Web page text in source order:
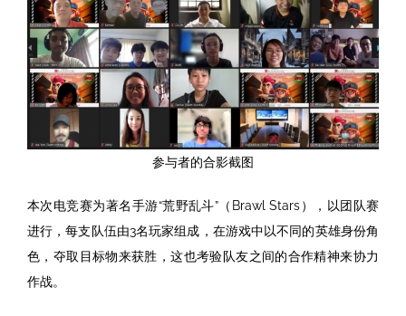
参与者的合影截图
本次电竞赛为著名手游“荒野乱斗”（Brawl Stars），以团队赛
进行，每支队伍由3名玩家组成，在游戏中以不同的英雄身份角
色，夺取目标物来获胜，这也考验队友之间的合作精神来协力
作战。